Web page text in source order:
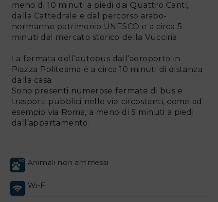
meno di 10 minuti a piedi dai Quattro Canti,
dalla Cattedrale e dal percorso arabo-
normanno patrimonio UNESCO e a circa 5
minuti dal mercato storico della Vucciria.
La fermata dell’autobus dall’aeroporto in
Piazza Politeama è a circa 10 minuti di distanza
dalla casa.
Sono presenti numerose fermate di bus e
trasporti pubblici nelle vie circostanti, come ad
esempio via Roma, a meno di 5 minuti a piedi
dall’appartamento.
Animali non ammessi
Wi-Fi